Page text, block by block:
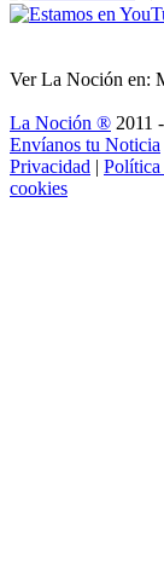
Ver La Noción en:
La Noción ® 2011
Envíanos tu Noticia
Privacidad | Política
cookies